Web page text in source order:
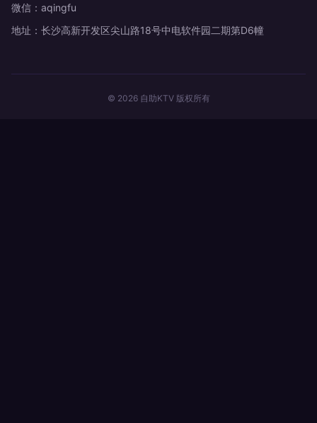
微信：aqingfu
地址：长沙高新开发区尖山路18号中电软件园二期第D6幢
© 2026 自助KTV 版权所有